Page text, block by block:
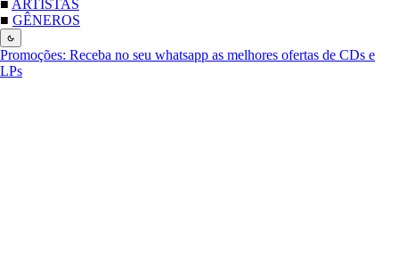
■ ARTISTAS
■ GÊNEROS
Promoções: Receba no seu whatsapp as melhores ofertas de CDs e
LPs